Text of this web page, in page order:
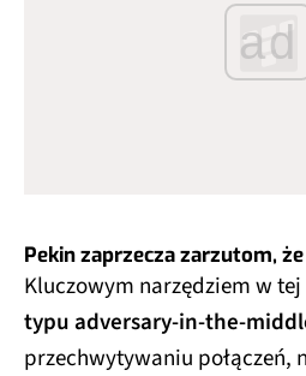
ad
Pekin zaprzecza zarzutom,
Kluczowym narzędziem w
typu adversary-in-the-
przechwytywaniu połączeń,